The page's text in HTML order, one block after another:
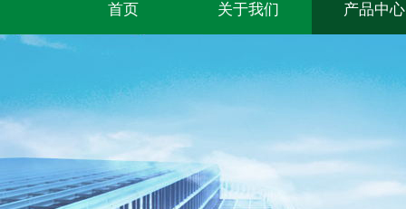
首页 关于我们 产品中心